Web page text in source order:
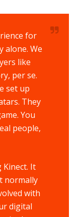
for
alone. We
like
per se.
set up
They
You
people,
Kinect. It
normally
with
digital